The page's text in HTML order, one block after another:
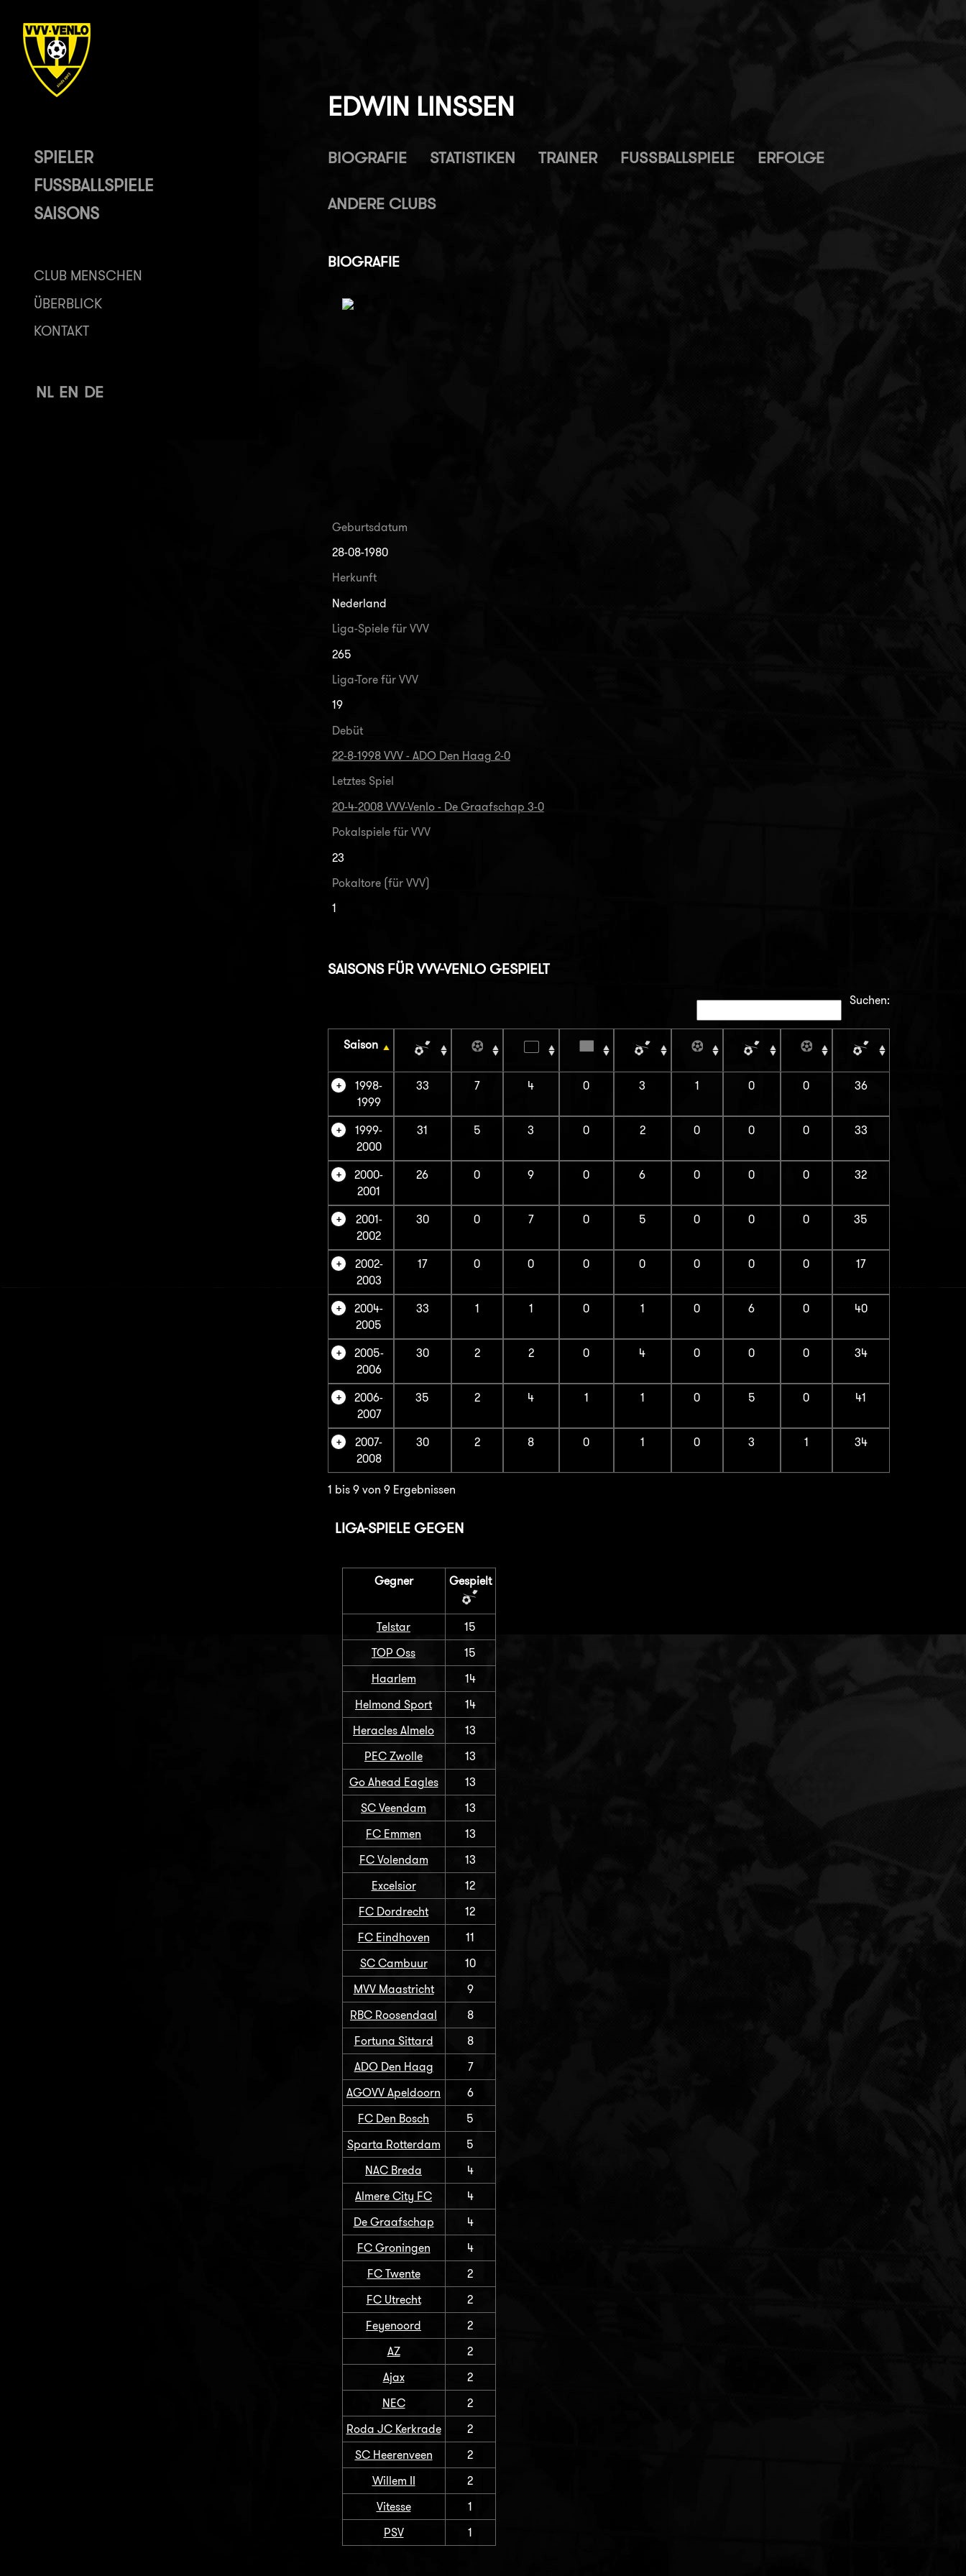
SPIELER
FUSSBALLSPIELE
SAISONS
CLUB MENSCHEN
ÜBERBLICK
KONTAKT
NL EN DE
EDWIN LINSSEN
BIOGRAFIE STATISTIKEN TRAINER FUSSBALLSPIELE ERFOLGE
ANDERE CLUBS
BIOGRAFIE
Geburtsdatum
28-08-1980
Herkunft
Nederland
Liga-Spiele für VVV
265
Liga-Tore für VVV
19
Debüt
22-8-1998 VVV - ADO Den Haag 2-0
Letztes Spiel
20-4-2008 VVV-Venlo - De Graafschap 3-0
Pokalspiele für VVV
23
Pokaltore (für VVV)
1
SAISONS FÜR VVV-VENLO GESPIELT
Suchen:
Saison
1998-
1999
33 7 4 0 3 1 0 0 36
1999-
2000
31 5 3 0 2 0 0 0 33
2000-
2001
26 0 9 0 6 0 0 0 32
2001-
2002
30 0 7 0 5 0 0 0 35
2002-
2003
17 0 0 0 0 0 0 0 17
2004-
2005
33 1 1 0 1 0 6 0 40
2005-
2006
30 2 2 0 4 0 0 0 34
2006-
2007
35 2 4 1 1 0 5 0 41
2007-
2008
30 2 8 0 1 0 3 1 34
1 bis 9 von 9 Ergebnissen
LIGA-SPIELE GEGEN
Gegner Gespielt
Telstar
15
TOP Oss
15
Haarlem
14
Helmond Sport
14
Heracles Almelo
13
PEC Zwolle
13
Go Ahead Eagles
13
SC Veendam
13
FC Emmen
13
FC Volendam
13
Excelsior
12
FC Dordrecht
12
FC Eindhoven
11
SC Cambuur
10
MVV Maastricht
9
RBC Roosendaal
8
Fortuna Sittard
8
ADO Den Haag
7
AGOVV Apeldoorn
6
FC Den Bosch
5
Sparta Rotterdam
5
NAC Breda
4
Almere City FC
4
De Graafschap
4
FC Groningen
4
FC Twente
2
FC Utrecht
2
Feyenoord
2
AZ
2
Ajax
2
NEC
2
Roda JC Kerkrade
2
SC Heerenveen
2
Willem II
2
Vitesse
1
PSV
1